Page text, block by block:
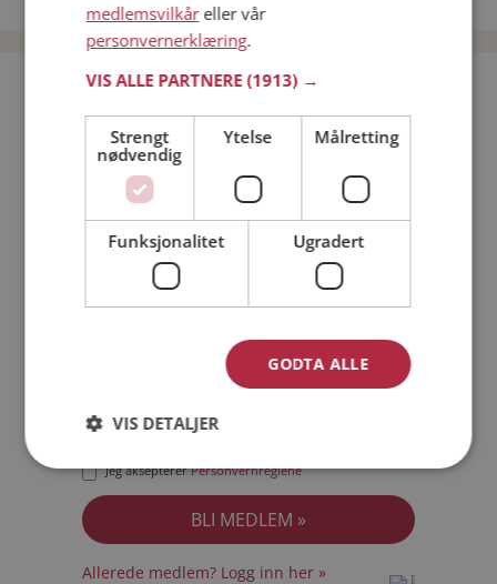
Bli medlem gratis!
Jeg er en:
Jeg akseptererPersonvernreglene
Allerede medlem? Logg inn her »
medlemsvilkåreller vår
personvernerklæring.
VIS ALLE PARTNERE(1913) →
Strengt
nødvendig
Ytelse Målretting
Funksjonalitet Ugradert
GODTA ALLE
VIS DETALJER